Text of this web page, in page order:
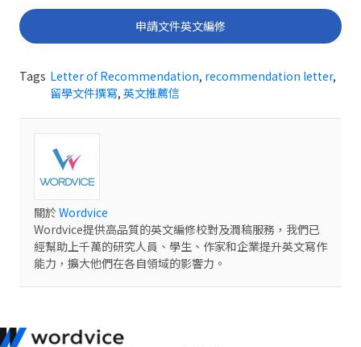
申請文件英文編修
Tags Letter of Recommendation, recommendation letter,
留學文件撰寫, 英文推薦信
關於Wordvice
Wordvice提供高品質的英文編修校對及潤稿服務，我們已
經幫助上千萬的研究人員、學生、作家和企業提升英文寫作
能力，擴大他們在各自領域的影響力。